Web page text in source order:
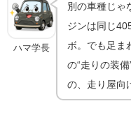
ハマ学長
別の車種じゃ
ジンは同じ
ボ。でも足ま
の“走りの装
の、走り屋向